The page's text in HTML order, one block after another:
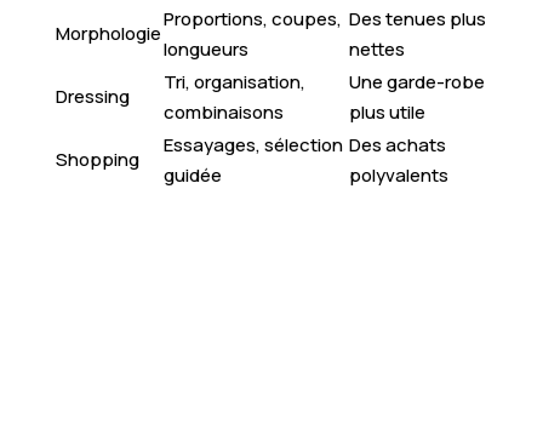
Morphologie
Proportions, coupes,
longueurs
Des tenues plus
nettes
Dressing
Tri, organisation,
combinaisons
Une garde-robe
plus utile
Shopping
Essayages, sélection
guidée
Des achats
polyvalents